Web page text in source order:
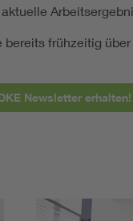
bereits frühzeitig
Newsletter erhalten!